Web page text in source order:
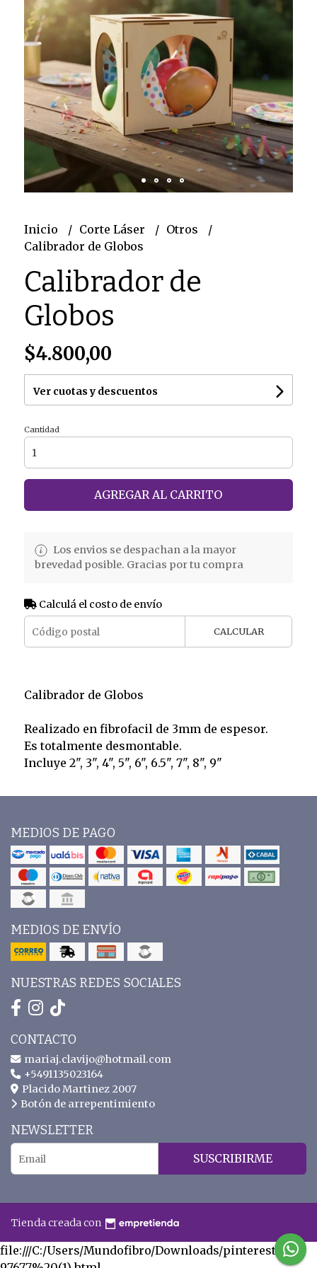
Inicio Corte Láser
Otros
Calibrador de Globos
Calibrador de
Globos
$4.800,00
Ver cuotas y descuentos
Cantidad
AGREGAR AL CARRITO
Los envios se despachan a la mayor
brevedad posible. Gracias por tu compra
Calculá el costo de envío
CALCULAR
Calibrador de Globos
Realizado en fibrofacil de 3mm de espesor.
Es totalmente desmontable.
Incluye 2", 3", 4", 5", 6", 6.5", 7", 8", 9"
MEDIOS DE PAGO
MEDIOS DE ENVÍO
NUESTRAS REDES SOCIALES
CONTACTO
mariaj.clavijo@hotmail.com
+5491135023164
Placido Martinez 2007
Botón de arrepentimiento
NEWSLETTER
SUSCRIBIRME
Tienda creada con
file:///C:/Users/Mundofibro/Downloads/pinterest-